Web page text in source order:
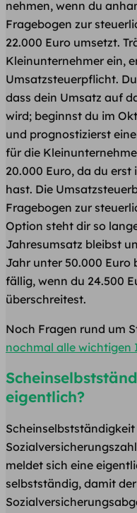
nehmen, wenn du
Fragebogen zur
22.000 Euro umsetzt.
Kleinunternehmer ein,
Umsatzsteuerpflicht.
dass dein Umsatz auf
wird; beginnst du im
und prognostizierst
für die
20.000 Euro, da du
hast. Die
Fragebogen zur
Option steht dir so
Jahresumsatz bleibst
Jahr unter 50.000 Euro
fällig, wenn du 24.500
überschreitest.
Noch Fragen rund um
nochmal alle wichtigen
eigentlich?
meldet sich eine
selbstständig, damit